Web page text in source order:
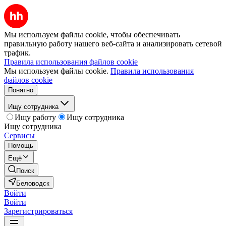
Мы используем файлы cookie, чтобы обеспечивать
правильную работу нашего веб-сайта и анализировать сетевой
трафик.
Правила использования файлов cookie
Мы используем файлы cookie. Правила использования
файлов cookie
Понятно
Ищу сотрудника
Ищу работу
Ищу сотрудника
Ищу сотрудника
Сервисы
Помощь
Ещё
Поиск
Беловодск
Войти
Войти
Зарегистрироваться